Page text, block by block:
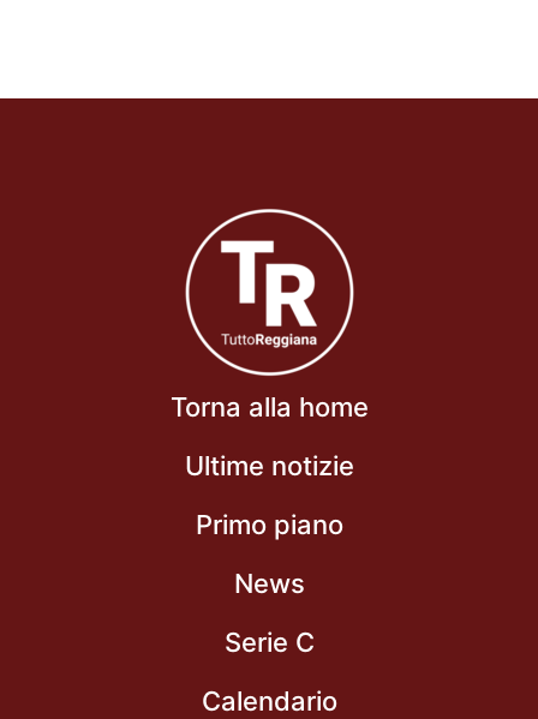
Torna alla home
Ultime notizie
Primo piano
News
Serie C
Calendario